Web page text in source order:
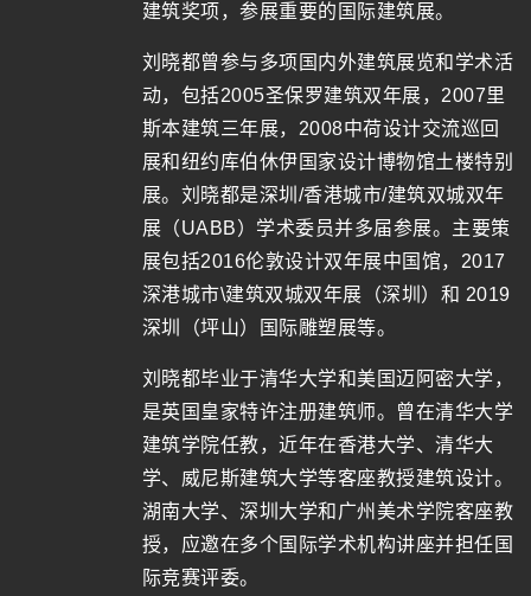
建筑奖项，参展重要的国际建筑展。
刘晓都曾参与多项国内外建筑展览和学术活
动，包括2005圣保罗建筑双年展，2007里
斯本建筑三年展，2008中荷设计交流巡回
展和纽约库伯休伊国家设计博物馆土楼特别
展。刘晓都是深圳/香港城市/建筑双城双年
展（UABB）学术委员并多届参展。主要策
展包括2016伦敦设计双年展中国馆，2017
深港城市\建筑双城双年展（深圳）和 2019
深圳（坪山）国际雕塑展等。
刘晓都毕业于清华大学和美国迈阿密大学，
是英国皇家特许注册建筑师。曾在清华大学
建筑学院任教，近年在香港大学、清华大
学、威尼斯建筑大学等客座教授建筑设计。
湖南大学、深圳大学和广州美术学院客座教
授，应邀在多个国际学术机构讲座并担任国
际竞赛评委。